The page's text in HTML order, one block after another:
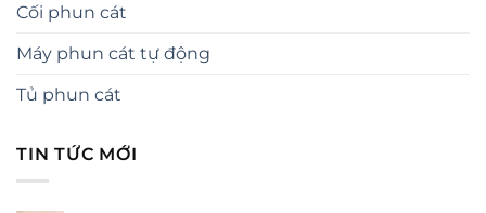
Cối phun cát
Máy phun cát tự động
Tủ phun cát
TIN TỨC MỚI